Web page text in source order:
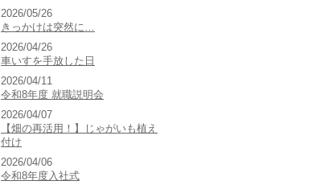
2026/05/26
きっかけは突然に…
2026/04/26
車いすを手放した日
2026/04/11
令和8年度 就職説明会
2026/04/07
【畑の再活用！】じゃがいも植え
付け
2026/04/06
令和8年度入社式